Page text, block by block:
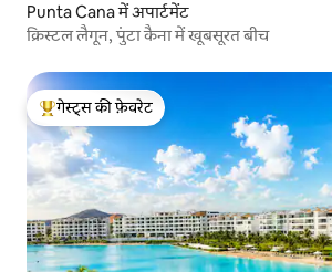
Punta Cana में अपार्टमेंट
क्रिस्टल लैगून, पुंटा कैना में खूबसूरत बीच
गेस्ट्स का टॉप फ़ेवरेट
गेस्ट्स की फ़ेवरेट